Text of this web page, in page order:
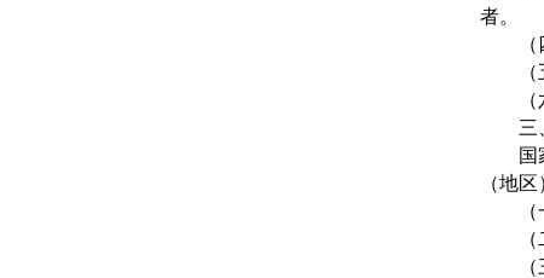
者。
三
国
（地